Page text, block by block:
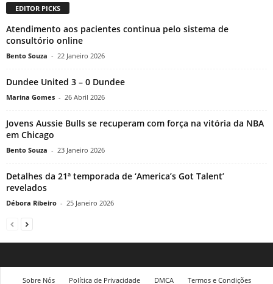
EDITOR PICKS
Atendimento aos pacientes continua pelo sistema de
consultório online
Bento Souza - 22 Janeiro 2026
Dundee United 3 – 0 Dundee
Marina Gomes - 26 Abril 2026
Jovens Aussie Bulls se recuperam com força na vitória da NBA
em Chicago
Bento Souza - 23 Janeiro 2026
Detalhes da 21ª temporada de ‘America’s Got Talent’
revelados
Débora Ribeiro - 25 Janeiro 2026
Sobre Nós Política de Privacidade DMCA Termos e Condições